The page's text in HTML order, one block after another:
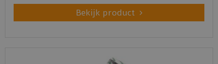
Bekijk product